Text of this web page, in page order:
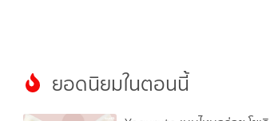
ยอดนิยมในตอนนี้